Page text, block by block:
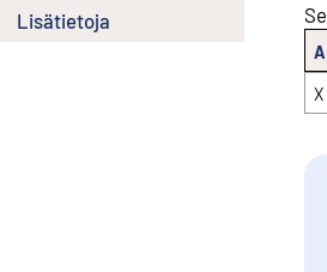
Lisätietoja
A
X